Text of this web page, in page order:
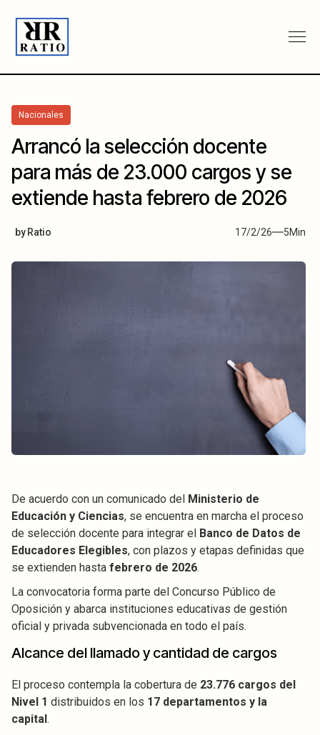
Nacionales
Arrancó la selección docente
para más de 23.000 cargos y se
extiende hasta febrero de 2026
by Ratio 17/2/26 5Min
De acuerdo con un comunicado del Ministerio de
Educación y Ciencias, se encuentra en marcha el proceso
de selección docente para integrar el Banco de Datos de
Educadores Elegibles, con plazos y etapas definidas que
se extienden hasta febrero de 2026.
La convocatoria forma parte del Concurso Público de
Oposición y abarca instituciones educativas de gestión
oficial y privada subvencionada en todo el país.
Alcance del llamado y cantidad de cargos
El proceso contempla la cobertura de 23.776 cargos del
Nivel 1 distribuidos en los 17 departamentos y la
capital.